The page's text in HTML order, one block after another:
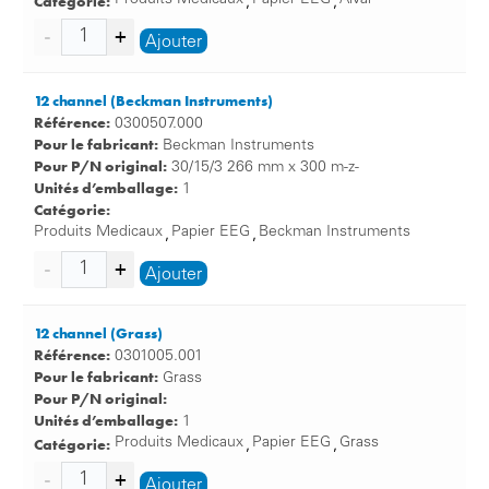
que nous proposons vous offrent les avantages
incontournables suivants:
Les enregistrements précis des résultats de vos EEG,
ECG, CTG et EMG assurent un diagnostic vérifiable.
Papiers adaptés à votre appareillage
Papiers médicaux: choisir et acheter des exécutions
diverses
Vous souhaitez acheter des papiers médicaux de haute
qualité? Notre vaste gamme de papiers d’enregistrement
vaut le coup d’œil!
médicaux pour toutes les applications usuelles. Quel que
soit le papier dont vous avez besoin pour vos
appareillages d’EEG, ECG, de CTG ou d’EMG, nous
pouvons vous livrer le papier et les accessoires dont vous
avez besoin:
Papier à ECG et à CTG:
Ajouter
12 channel (Beckman Instruments)
Référence: 0300507.000
Pour le fabricant: Beckman Instruments
Pour P/N original: 30/15/3 266 mm x 300 m-z-
Unités d’emballage: 1
Catégorie:
Produits Medicaux , Papier EEG , Beckman Instruments
Ajouter
12 channel (Grass)
Référence: 0301005.001
Pour le fabricant: Grass
Pour P/N original:
Unités d’emballage: 1
Catégorie: Produits Medicaux , Papier EEG , Grass
Ajouter